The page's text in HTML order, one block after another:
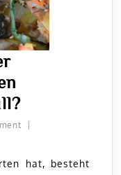
Was
ist
der
hat, besteht